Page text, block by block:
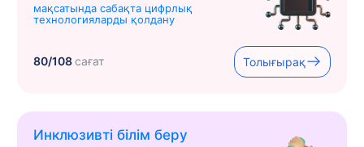
мақсатында сабақта цифрлық
технологияларды қолдану
80/108сағат Толығырақ
Инклюзивті білім беру